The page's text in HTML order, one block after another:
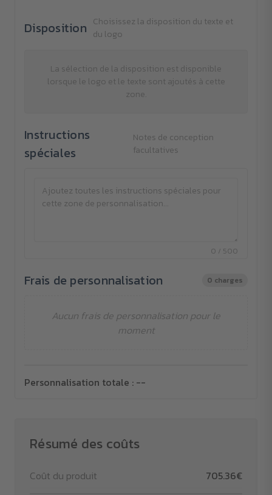
Disposition Choisissez la disposition du texte et
du logo
La sélection de la disposition est disponible
lorsque le logo et le texte sont ajoutés à cette
zone.
Instructions
spéciales
Notes de conception
facultatives
0 / 500
Frais de personnalisation 0 charges
Aucun frais de personnalisation pour le
moment
Personnalisation totale : --
Résumé des coûts
Coût du produit 705.36€